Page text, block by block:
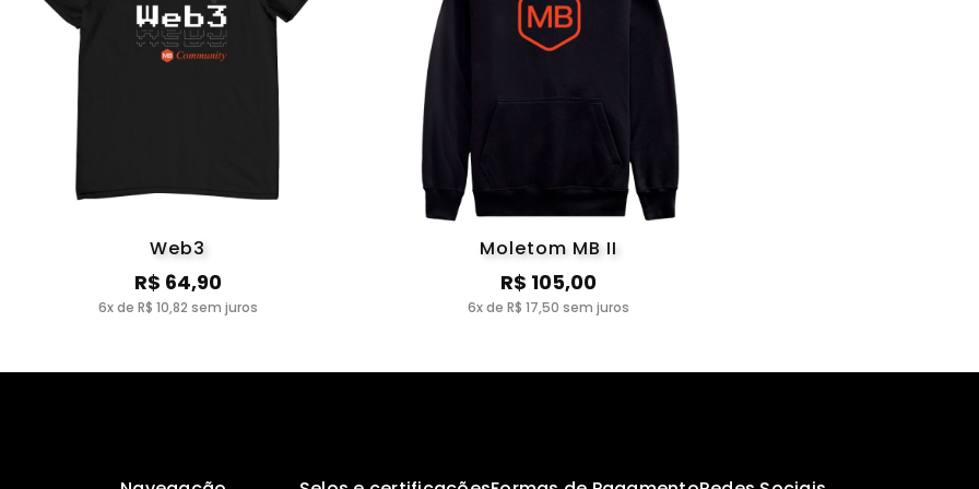
Web3
R$ 64,90
6x de R$ 10,82 sem juros
Moletom MB II
R$ 105,00
6x de R$ 17,50 sem juros